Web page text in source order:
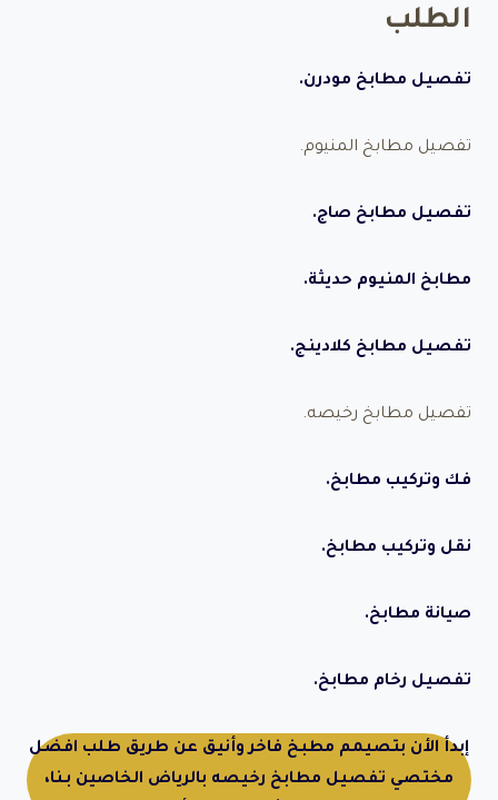
الطلب
تفصيل مطابخ مودرن.
تفصيل مطابخ المنيوم.
تفصيل مطابخ صاج.
مطابخ المنيوم حديثة.
تفصيل مطابخ كلادينج.
تفصيل مطابخ رخيصه.
فك وتركيب مطابخ.
نقل وتركيب مطابخ.
صيانة مطابخ.
تفصيل رخام مطابخ.
إبدأ الأن بتصيمم مطبخ فاخر وأنيق عن طريق طلب افضل
مختصي تفصيل مطابخ رخيصه بالرياض الخاصين بـنا،